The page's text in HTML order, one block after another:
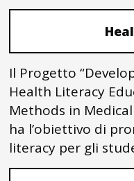
Il Progetto
Health Literacy
Methods in
ha l’obiettivo di
literacy per gli